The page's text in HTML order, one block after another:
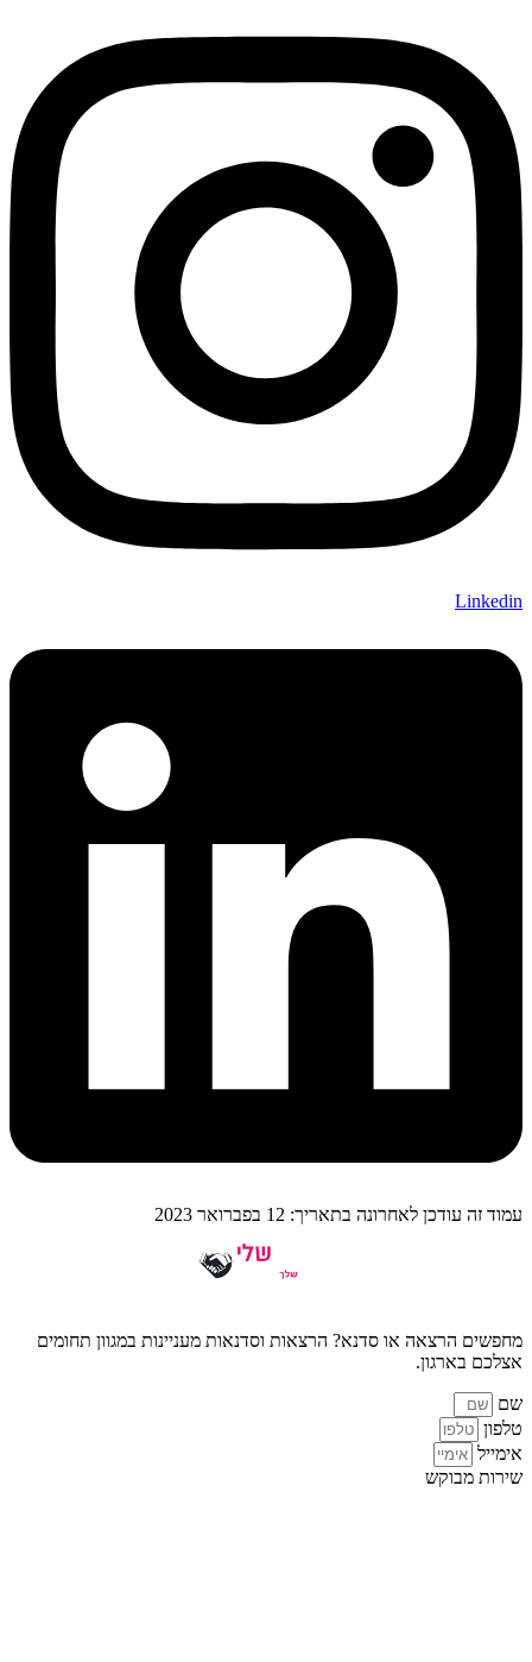
Linkedin
עמוד זה עודכן לאחרונה בתאריך: 12 בפברואר 2023
מחפשים הרצאה או סדנא? הרצאות וסדנאות מעניינות במגוון תחומים
אצלכם בארגון.
שם
טלפון
אימייל
שירות מבוקש